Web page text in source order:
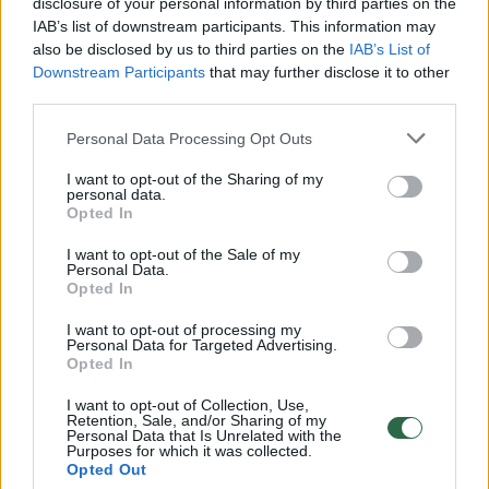
IAB’s list of downstream participants. This information may
also be disclosed by us to third parties on the IAB’s List of
Downstream Participants that may further disclose it to other
Personal Data Processing Opt Outs
I want to opt-out of the Sharing of my
personal data.
Opted In
I want to opt-out of the Sale of my
Personal Data.
Opted In
I want to opt-out of processing my
Personal Data for Targeted Advertising.
Opted In
I want to opt-out of Collection, Use,
Retention, Sale, and/or Sharing of my
Personal Data that Is Unrelated with the
Purposes for which it was collected.
Opted Out
00:00:30
Vaizdai iš tragiškos avarijos Vilniaus r.: dviejų moterų ir
vaiko gyvybių išgelbėti nepavyko
Savaitės vidurys nusimato karštas: temperatūra kils iki
32 laipsnių šilumos
vaizdas pribloškia
Žinios
00:00:55
Avarija Vilniuje: į stotelę įsirėžęs automobilis sužalojo
dvi moteris